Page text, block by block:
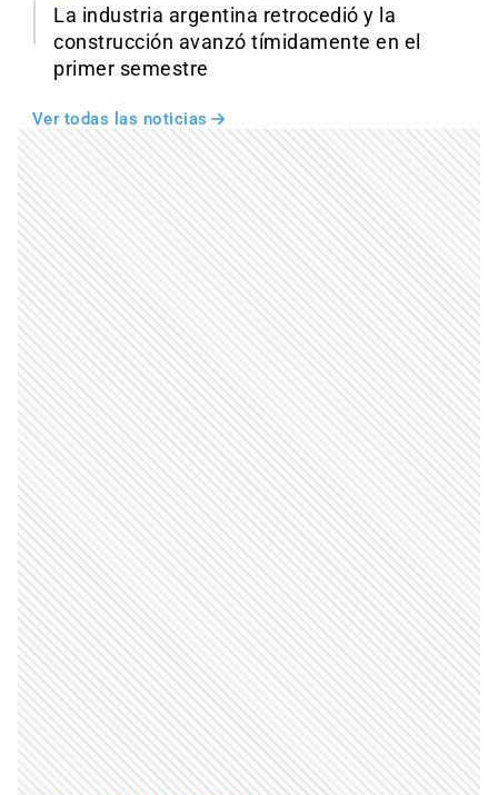
La industria argentina retrocedió y la
construcción avanzó tímidamente en el
primer semestre
Ver todas las noticias